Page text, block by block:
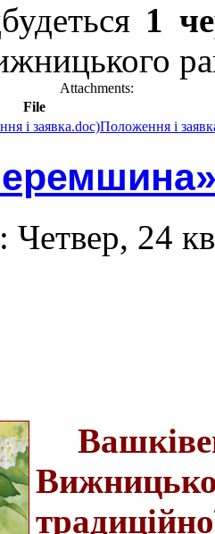
1
Attachments:
File
Положення і
Четвер, 24